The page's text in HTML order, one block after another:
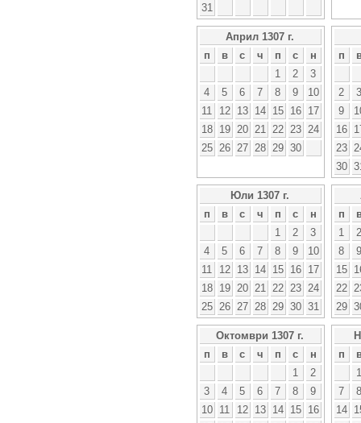
31
Април 1307 г.
п
в с ч п с
н
1
2
3
4
5 6 7 8 9
10
11
12 13 14 15 16
17
18
19 20 21 22 23
24
25
26 27 28 29 30
п
2
3
9
16
23
30
Юли 1307 г.
п
в с ч п с
н
1
2
3
4
5 6 7 8 9
10
11
12 13 14 15 16
17
18
19 20 21 22 23
24
25
26 27 28 29 30 31
п
1
2
8
9
15
22
29
Октомври 1307 г.
п
в с ч п с
н
1
2
3
4 5 6 7 8
9
10
11 12 13 14 15
16
п
1
7
8
14